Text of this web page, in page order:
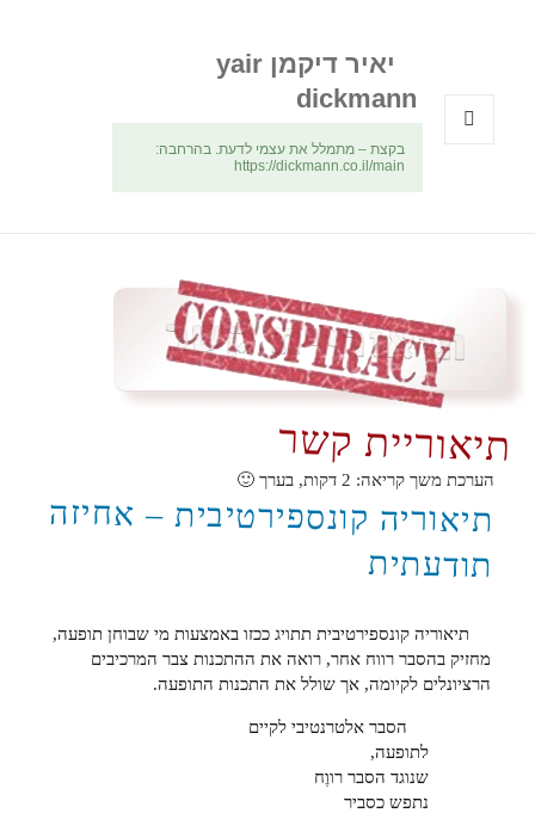
יאיר דיקמן yair
dickmann
בקצת – מתמלל את עצמי לדעת. בהרחבה:
https://dickmann.co.il/main
תיאוריית קשר
הערכת משך קריאה: 2 דקות, בערך 🙂
תיאוריה קונספירטיבית – אחיזה
תודעתית
תיאוריה קונספירטיבית תתויג ככזו באמצעות מי שבוחן תופעה,
מחזיק בהסבר רווח אחר, רואה את ההתכנות צבר המרכיבים
הרציונלים לקיומה, אך שולל את התכנות התופעה.
הסבר אלטרנטיבי לקיים
לתופעה,
שנוגד הסבר רווֶח
נתפש כסביר